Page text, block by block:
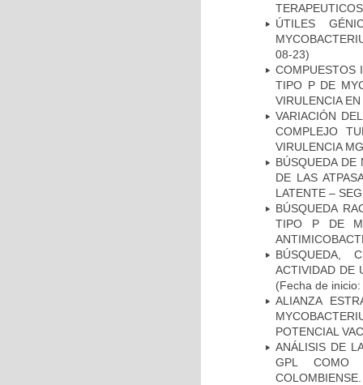
ÚTILES
08-23)
COMPUESTOS
TIPO P DE
VIRULENCIA
VARIACIÓN
COMPLEJO
VIRULENCIA
BÚSQUEDA DE
DE LAS
LATENTE –
BÚSQUEDA
TIPO P DE
BÚSQUEDA,
ACTIVIDAD DE
(Fecha de
ALIANZA
POTENCIAL
ANÁLISIS DE
GPL COMO
COLOMBIENSE.